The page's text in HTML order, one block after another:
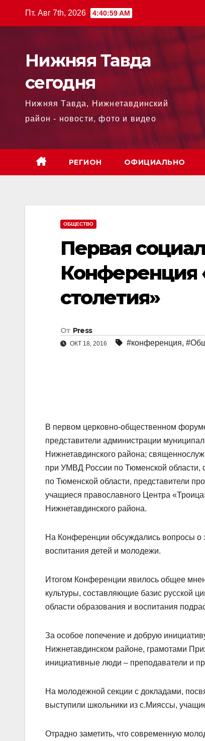
Пт. Авг 7th, 2026 4:41:00 AM
Нижняя Тавда
сегодня
Нижняя Тавда, Нижнетавдинский
район - новости, фото и видео
РЕГИОН ОФИЦИАЛЬНО
ОБЩЕСТВО
Первая
Конференция
столетия»
От Press
ОКТ 18, 2016 #конференция,
В первом церковно-общественном
представители администрации
Нижнетавдинского района;
при УМВД России по Тюменской области,
по Тюменской области, представители
учащиеся православного Центра
Нижнетавдинского района.
На Конференции обсуждались вопросы о
воспитания детей и молодежи.
Итогом Конференции явилось общее
культуры, составляющие базис русской
области образования и воспитания
За особое попечение и добрую
Нижнетавдинском районе, грамотами
инициативные люди – преподаватели и
На молодежной секции с докладами,
выступили школьники из с.Мияссы,
Отрадно заметить, что современную